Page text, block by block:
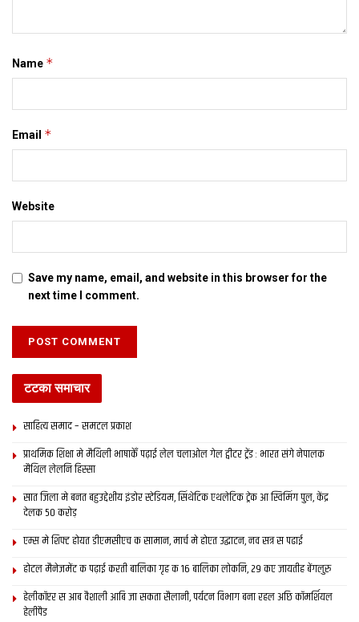
Name *
Email *
Website
Save my name, email, and website in this browser for the
next time I comment.
टटका समाचार
साहित्य समाद – समटल प्रकाश
प्राथमिक शि‍क्षा मे मैथि‍ली भाषाकेँ पढ़ाई लेल चलाओल गेल ट्वीटर ट्रेंड : भारत संगे नेपालक
मैथिल लेलनि हिस्सा
सात जिला मे बनत बहुउद्देशीय इंडोर स्‍टेडि‍यम, सिंथेटिक एथलेटिक ट्रेक आ स्विमिंग पुल, केंद्र
देलक 50 करोड़
एम्स मे शिफ्ट होयत डीएमसीएच क सामान, मार्च मे होएत उद्घाटन, नव सत्र स पढाई
होटल मैनेजमेंट क पढ़ाई करती बालिका गृह क 16 बालिका लोकनि, 29 कए जायतीह बेंगलुरु
हेलीकॉप्टर स आब वैशाली आबि जा सकता सैलानी, पर्यटन विभाग बना रहल अछि कॉमर्शियल
हेलीपैड